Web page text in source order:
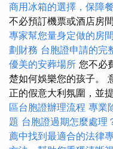
商用冰箱的選擇，保障
不必預訂機票或酒店房
專家幫您量身定做的房
劃財務 台胞證申請的完
優美的安葬場所 您不必
楚如何娛樂您的孩子。
正的假意大利氛圍，並
區台胞證辦理流程 專業
題 台胞證過期怎麼處理
薦中找到最適合的法律